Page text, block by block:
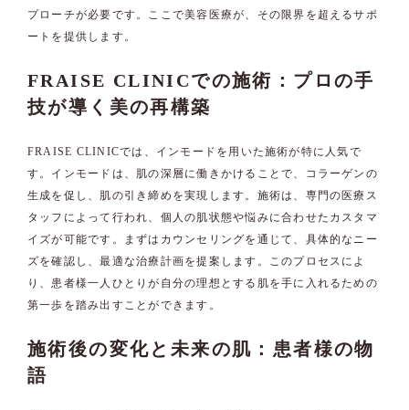
プローチが必要です。ここで美容医療が、その限界を超えるサポ
ートを提供します。
FRAISE CLINICでの施術：プロの手
技が導く美の再構築
FRAISE CLINICでは、インモードを用いた施術が特に人気で
す。インモードは、肌の深層に働きかけることで、コラーゲンの
生成を促し、肌の引き締めを実現します。施術は、専門の医療ス
タッフによって行われ、個人の肌状態や悩みに合わせたカスタマ
イズが可能です。まずはカウンセリングを通じて、具体的なニー
ズを確認し、最適な治療計画を提案します。このプロセスによ
り、患者様一人ひとりが自分の理想とする肌を手に入れるための
第一歩を踏み出すことができます。
施術後の変化と未来の肌：患者様の物
語